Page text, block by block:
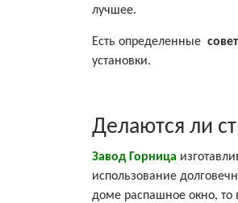
лучшее.
Есть определенные
установки.
Делаются ли
Завод Горница
использование
доме распашное окно,